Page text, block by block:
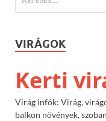
VIRÁGOK
Kerti
Virág infók: Virág,
balkon növények,